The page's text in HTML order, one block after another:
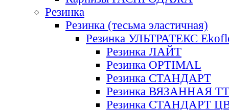
Резинка
Резинка (тесьма эластичная)
Резинка УЛЬТРАТЕКС
Резинка ЛАЙТ
Резинка OPTIMAL
Резинка СТАНДАРТ
Резинка ВЯЗАННАЯ ТТ
Резинка СТАНДАРТ